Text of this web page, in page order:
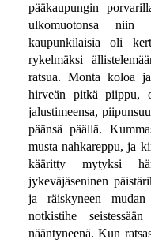
pääkaupungin
ulkomuotonsa niin
kaupunkilaisia oli
rykelmäksi
ratsua. Monta koloa
hirveän pitkä piippu,
jalustimeensa,
päänsä päällä.
musta nahkareppu, ja
kääritty mytyksi
jykeväjäseninen
ja räiskyneen
notkistihe
nääntyneenä. Kun